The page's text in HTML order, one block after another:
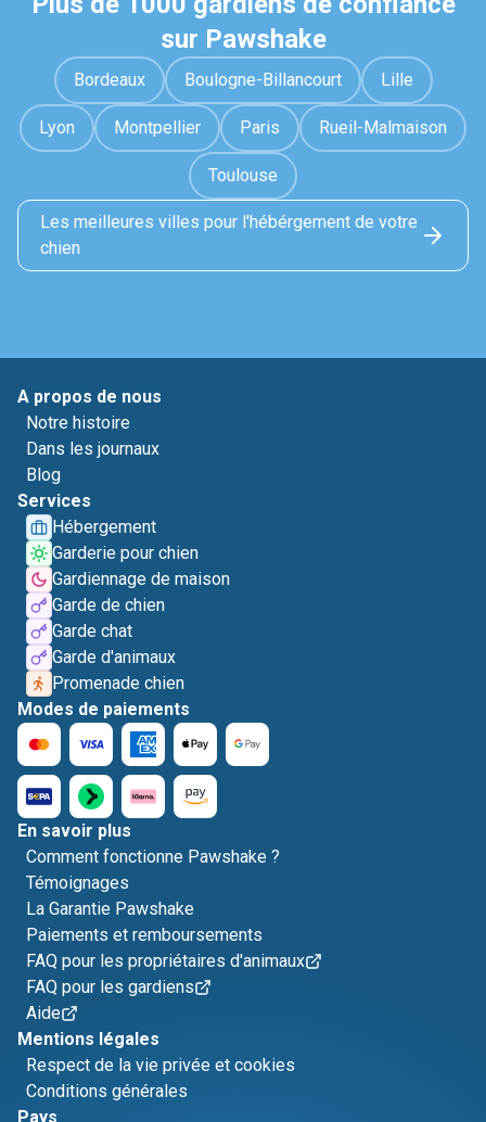
sur Pawshake
Bordeaux Boulogne-Billancourt Lille
Lyon Montpellier Paris Rueil-Malmaison
Toulouse
Les meilleures villes pour l'hébérgement de votre
chien
A propos de nous
Notre histoire
Dans les journaux
Blog
Services
Hébergement
Garderie pour chien
Gardiennage de maison
Garde de chien
Garde chat
Garde d'animaux
Promenade chien
Modes de paiements
En savoir plus
Comment fonctionne Pawshake ?
Témoignages
La Garantie Pawshake
Paiements et remboursements
FAQ pour les propriétaires d'animaux
FAQ pour les gardiens
Aide
Mentions légales
Respect de la vie privée et cookies
Conditions générales
Pays